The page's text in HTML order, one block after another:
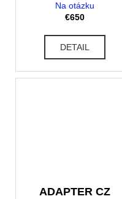
Na otázku
€650
DETAIL
ADAPTER CZ